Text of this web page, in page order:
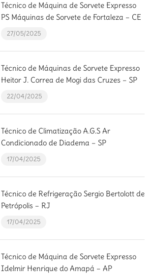
Técnico de Máquina de Sorvete Expresso
PS Máquinas de Sorvete de Fortaleza – CE
27/05/2025
Técnico de Máquinas de Sorvete Expresso
Heitor J. Correa de Mogi das Cruzes – SP
22/04/2025
Técnico de Climatização A.G.S Ar
Condicionado de Diadema – SP
17/04/2025
Técnico de Refrigeração Sergio Bertolott de
Petrópolis – RJ
17/04/2025
Técnico de Máquina de Sorvete Expresso
Idelmir Henrique do Amapá – AP